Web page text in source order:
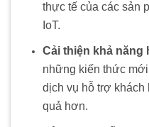
thực tế của các sản
IoT.
Cải thiện khả năng
những kiến thức
dịch vụ hỗ trợ khách
quả hơn.